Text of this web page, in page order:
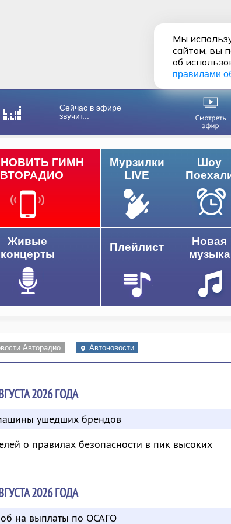
Сейчас в эфире
звучит...
ГИМН
Мурзилки
LIVE
Шоу
Живые
концерты
Плейлист
Новая
музыка
Авторадио Автоновости
2026 ГОДА
ушедших брендов
о правилах безопасности в пик высоких
2026 ГОДА
на выплаты по ОСАГО
Мы
сайтом, вы
об
правилами